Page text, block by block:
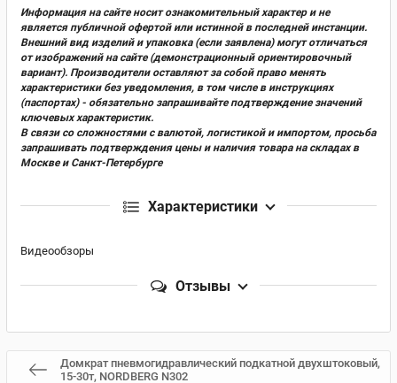
Информация на сайте носит ознакомительный характер и не
является публичной офертой или истинной в последней инстанции.
Внешний вид изделий и упаковка (если заявлена) могут отличаться
от изображений на сайте (демонстрационный ориентировочный
вариант). Производители оставляют за собой право менять
характеристики без уведомления, в том числе в инструкциях
(паспортах) - обязательно запрашивайте подтверждение значений
ключевых характеристик.
В связи со сложностями с валютой, логистикой и импортом, просьба
запрашивать подтверждения цены и наличия товара на складах в
Москве и Санкт-Петербурге
Характеристики
Видеообзоры
Отзывы
Домкрат пневмогидравлический подкатной двухштоковый,
15-30т, NORDBERG N302